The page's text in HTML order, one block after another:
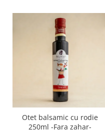
Otet balsamic cu rodie
250ml -Fara zahar-